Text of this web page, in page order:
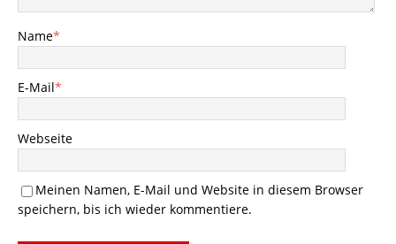
Name*
E-Mail*
Webseite
Meinen Namen, E-Mail und Website in diesem Browser
speichern, bis ich wieder kommentiere.